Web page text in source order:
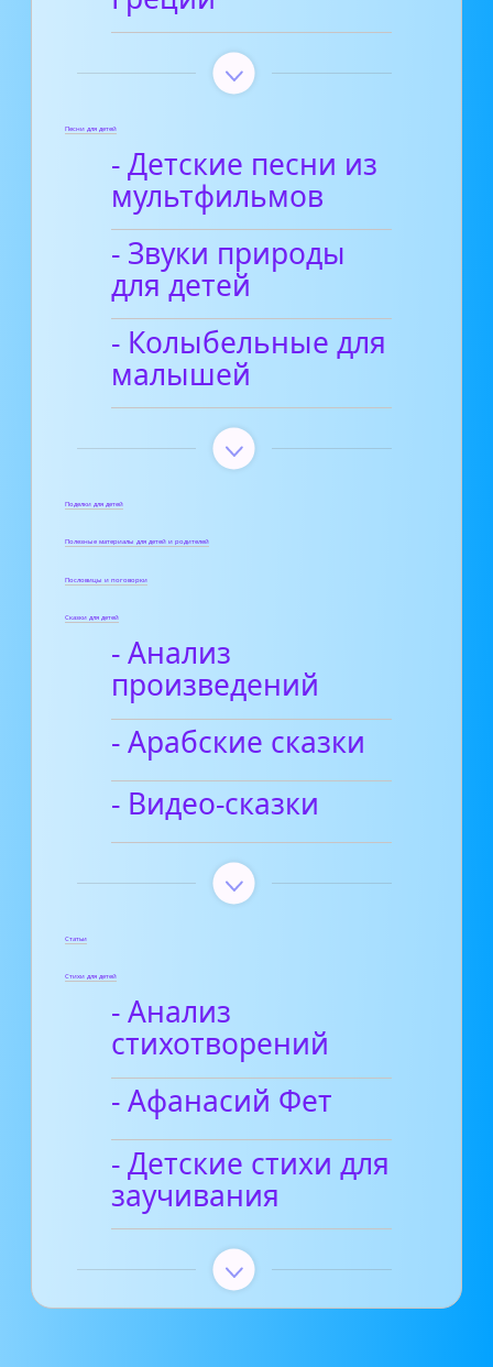
Песни для детей
- Детские песни из
мультфильмов
- Звуки природы
для детей
- Колыбельные для
малышей
Поделки для детей
Полезные материалы для детей и родителей
Пословицы и поговорки
Сказки для детей
- Анализ
произведений
- Арабские сказки
- Видео-сказки
Статьи
Стихи для детей
- Анализ
стихотворений
- Афанасий Фет
- Детские стихи для
заучивания